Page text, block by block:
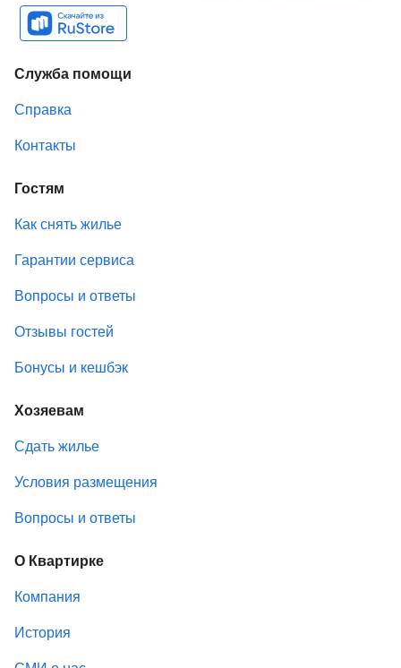
Служба помощи
Справка
Контакты
Гостям
Как снять жилье
Гарантии сервиса
Вопросы и ответы
Отзывы гостей
Бонусы и кешбэк
Хозяевам
Сдать жилье
Условия размещения
Вопросы и ответы
О Квартирке
Компания
История